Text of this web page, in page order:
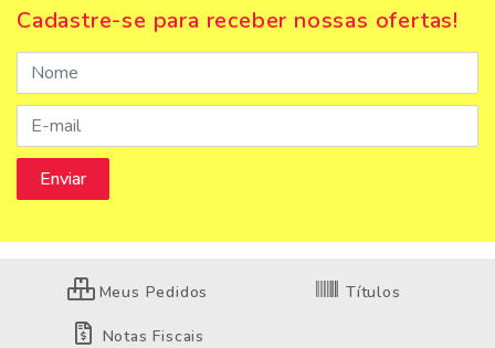
Cadastre-se para receber nossas ofertas!
Meus Pedidos Títulos
Notas Fiscais